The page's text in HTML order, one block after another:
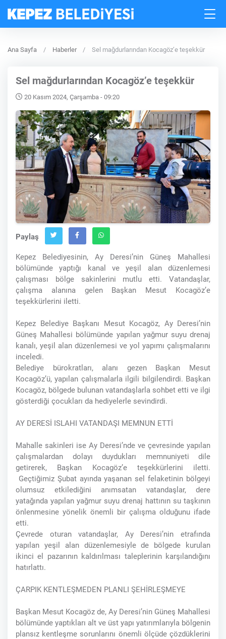
Ana Sayfa Haberler Sel mağdurlarından Kocagöz’e teşekkür
Sel mağdurlarından Kocagöz’e teşekkür
20 Kasım 2024, Çarşamba - 09:20
Paylaş
Kepez Belediyesinin, Ay Deresi’nin Güneş Mahallesi
bölümünde yaptığı kanal ve yeşil alan düzenlemesi
çalışması bölge sakinlerini mutlu etti. Vatandaşlar,
çalışma alanına gelen Başkan Mesut Kocagöz’e
teşekkürlerini iletti.
Kepez Belediye Başkanı Mesut Kocagöz, Ay Deresi’nin
Güneş Mahallesi bölümünde yapılan yağmur suyu drenaj
kanalı, yeşil alan düzenlemesi ve yol yapımı çalışmalarını
inceledi.
Belediye bürokratları, alanı gezen Başkan Mesut
Kocagöz’ü, yapılan çalışmalarla ilgili bilgilendirdi. Başkan
Kocagöz, bölgede bulunan vatandaşlarla sohbet etti ve ilgi
gösterdiği çocukları da hediyelerle sevindirdi.
AY DERESİ ISLAHI VATANDAŞI MEMNUN ETTİ
Mahalle sakinleri ise Ay Deresi’nde ve çevresinde yapılan
çalışmalardan dolayı duydukları memnuniyeti dile
getirerek, Başkan Kocagöz’e teşekkürlerini iletti.
Geçtiğimiz Şubat ayında yaşanan sel felaketinin bölgeyi
olumsuz etkilediğini anımsatan vatandaşlar, dere
yatağında yapılan yağmur suyu drenaj hattının su taşkının
önlenmesine yönelik önemli bir çalışma olduğunu ifade
etti.
Çevrede oturan vatandaşlar, Ay Deresi’nin etrafında
yapılan yeşil alan düzenlemesiyle de bölgede kurulan
ikinci el pazarının kaldırılması taleplerinin karşılandığını
hatırlattı.
ÇARPIK KENTLEŞMEDEN PLANLI ŞEHİRLEŞMEYE
Başkan Mesut Kocagöz de, Ay Deresi’nin Güneş Mahallesi
bölümünde yaptıkları alt ve üst yapı yatırımlarıyla bölgenin
plansız kentleşme sorunlarını önemli ölçüde çözdüklerini